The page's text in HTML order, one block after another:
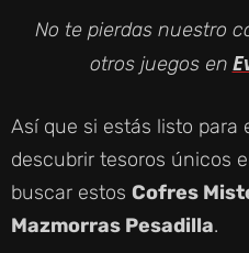
No te pierdas nuestro
otros juegos en
Así que si estás listo para
descubrir tesoros únicos
buscar estos Cofres
Mazmorras Pesadilla.